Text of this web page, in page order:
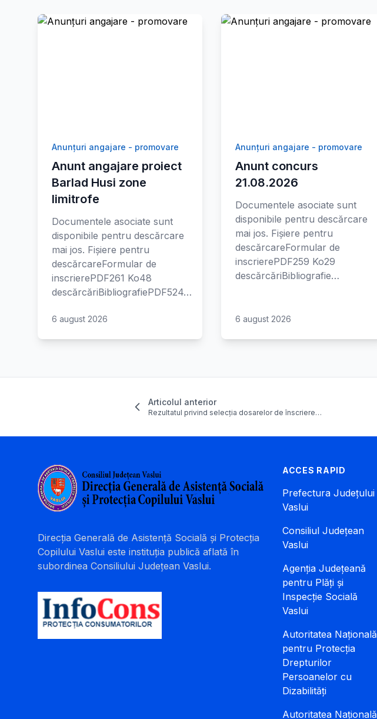
Anunțuri angajare - promovare
Anunt angajare proiect
Barlad Husi zone
limitrofe
Documentele asociate sunt
disponibile pentru descărcare
mai jos. Fișiere pentru
descărcareFormular de
inscrierePDF261 Ko48
descărcăriBibliografiePDF524…
6 august 2026
Anunțuri angajare - promovare
Anunt concurs
21.08.2026
Documentele asociate sunt
disponibile pentru descărcare
mai jos. Fișiere pentru
descărcareFormular de
inscrierePDF259 Ko29
descărcăriBibliografie…
6 august 2026
Articolul anterior
Rezultatul privind selecția dosarelor de înscriere…
Direcția Generală de Asistență Socială și Protecția
Copilului Vaslui este instituția publică aflată în
subordinea Consiliului Județean Vaslui.
ACCES RAPID
Prefectura Județului
Vaslui
Consiliul Județean
Vaslui
Agenția Județeană
pentru Plăți și
Inspecție Socială
Vaslui
Autoritatea Națională
pentru Protecția
Drepturilor
Persoanelor cu
Dizabilități
Autoritatea Națională